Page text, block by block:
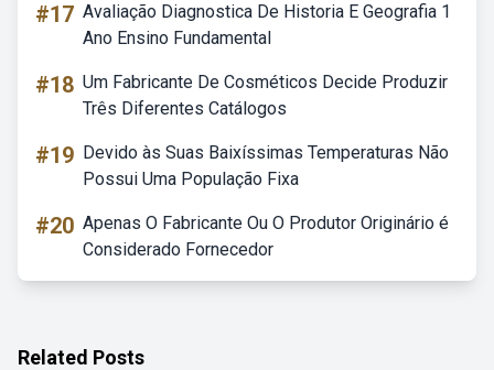
#17 Avaliação Diagnostica De Historia E Geografia 1
Ano Ensino Fundamental
#18 Um Fabricante De Cosméticos Decide Produzir
Três Diferentes Catálogos
#19 Devido às Suas Baixíssimas Temperaturas Não
Possui Uma População Fixa
#20 Apenas O Fabricante Ou O Produtor Originário é
Considerado Fornecedor
Related Posts